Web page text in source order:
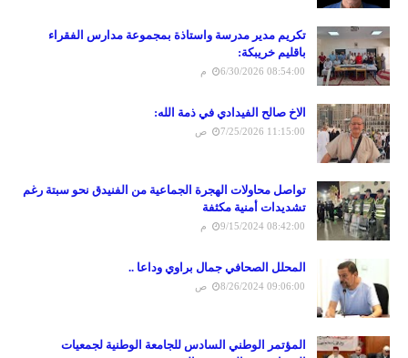
تكريم مدير مدرسة واستاذة بمجموعة مدارس الفقراء
باقليم خريبكة:
6/30/2026 08:54:00 م
الاخ صالح الفيدادي في ذمة الله:
7/25/2026 11:15:00 ص
تواصل محاولات الهجرة الجماعية من الفنيدق نحو سبتة رغم
تشديدات أمنية مكثفة
9/15/2024 08:42:00 م
المحلل الصحافي جمال براوي وداعا ..
8/26/2024 09:06:00 ص
المؤتمر الوطني السادس للجامعة الوطنية لجمعيات